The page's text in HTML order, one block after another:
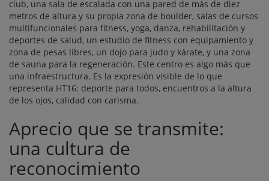
club, una sala de escalada con una pared de más de diez
metros de altura y su propia zona de boulder, salas de cursos
multifuncionales para fitness, yoga, danza, rehabilitación y
deportes de salud, un estudio de fitness con equipamiento y
zona de pesas libres, un dojo para judo y kárate, y una zona
de sauna para la regeneración. Este centro es algo más que
una infraestructura. Es la expresión visible de lo que
representa HT16: deporte para todos, encuentros a la altura
de los ojos, calidad con carisma.
Aprecio que se transmite:
una cultura de
reconocimiento